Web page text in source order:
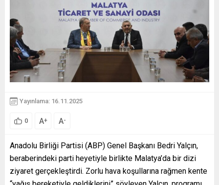
Yayınlama: 16.11.2025
0 A+ A-
Anadolu Birliği Partisi (ABP) Genel Başkanı Bedri Yalçın,
beraberindeki parti heyetiyle birlikte Malatya’da bir dizi
ziyaret gerçekleştirdi. Zorlu hava koşullarına rağmen kente